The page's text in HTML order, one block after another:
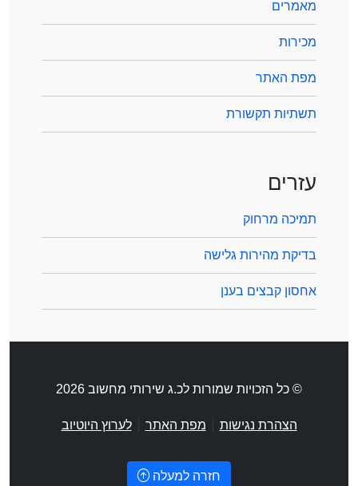
מאמרים
מכירות
מפת האתר
תשתיות תקשורת
עזרים
תמיכה מרחוק
בדיקת מהירות גלישה
אחסון קבצים בענן
© כל הזכויות שמורות לכ.ג שירותי מחשוב 2026
הצהרת נגישות מפת האתר |לערוץ היוטיוב
חזרה למעלה